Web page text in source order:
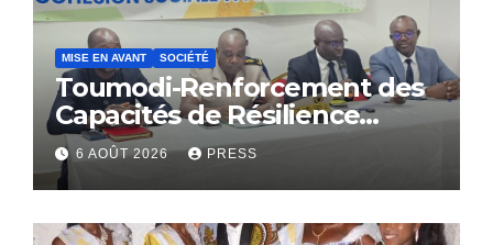
MISE EN AVANT SOCIÉTÉ
Toumodi-Renforcement des
Capacités de Résilience
Communautaire
6 AOÛT 2026 PRESS